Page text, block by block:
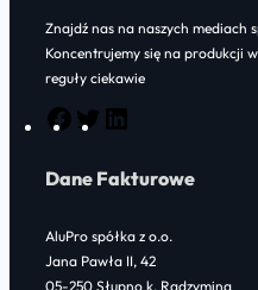
Znajdź nas na naszych mediach
Koncentrujemy się na produkcji
reguły ciekawie
F
c
b
T
i
n
e
Dane Fakturowe
AluPro spółka z o.o.
Jana Pawła II, 42
05-250 Słupno k. Radzymina